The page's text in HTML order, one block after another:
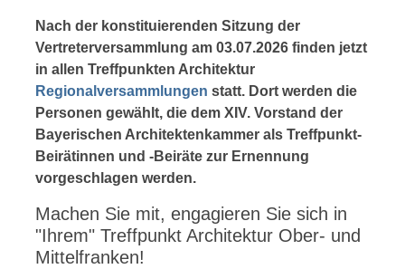
Nach der konstituierenden Sitzung der
Vertreterversammlung am 03.07.2026 finden jetzt
in allen Treffpunkten Architektur
Regionalversammlungen statt. Dort werden die
Personen gewählt, die dem XIV. Vorstand der
Bayerischen Architektenkammer als Treffpunkt-
Beirätinnen und -Beiräte zur Ernennung
vorgeschlagen werden.
Machen Sie mit, engagieren Sie sich in
"Ihrem" Treffpunkt Architektur Ober- und
Mittelfranken!